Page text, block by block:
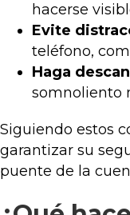
hacerse
Evite
teléfono,
Haga
somnoliento
Siguiendo estos
garantizar su
puente de la